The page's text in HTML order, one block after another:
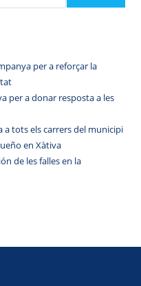
per a reforçar la
per a donar resposta a les
a tots els carrers del municipi
en Xàtiva
de les falles en la